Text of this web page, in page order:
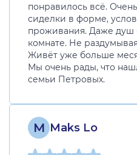
понравилось всё.
сиделки в форме,
проживания. Даже душ
комнате. Не
Живёт уже больше
Мы очень рады, что
семьи Петровых.
M Maks Lo